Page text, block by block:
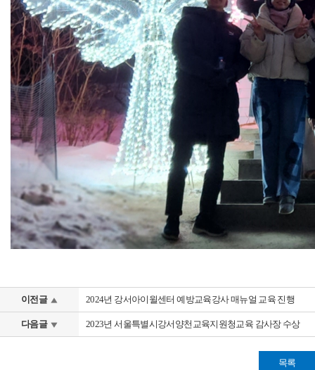
이전글 2024년 강서아이윌센터 예방교육강사 매뉴얼 교육 진행
다음글 2023년 서울특별시강서양천교육지원청교육 감사장 수상
목록